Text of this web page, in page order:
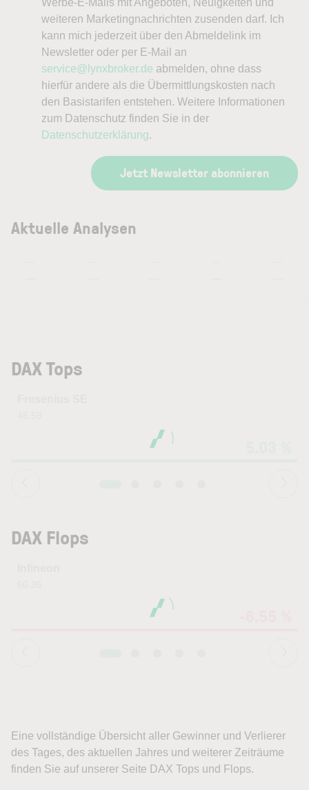
DAX Tops
DAX Flops
Eine vollständige Übersicht aller Gewinner und Verlierer
des Tages, des aktuellen Jahres und weiterer Zeiträume
finden Sie auf unserer Seite DAX Tops und Flops.
weiteren Marketingnachrichten zusenden darf. Ich
kann mich jederzeit über den Abmeldelink im
Newsletter oder per E-Mail an
service@lynxbroker.de abmelden, ohne dass
hierfür andere als die Übermittlungskosten nach
den Basistarifen entstehen. Weitere Informationen
zum Datenschutz finden Sie in der
Datenschutzerklärung.
Jetzt Newsletter abonnieren
Aktuelle Analysen